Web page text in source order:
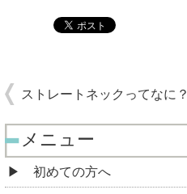
ストレートネックってなに？
メニュー
初めての方へ